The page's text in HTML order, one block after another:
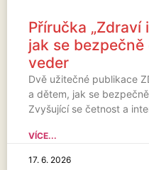
Příručka „Zdraví
jak se
veder
Dvě užitečné publikace
a dětem, jak se
Zvyšující se četnost a
VÍCE...
17. 6. 2026